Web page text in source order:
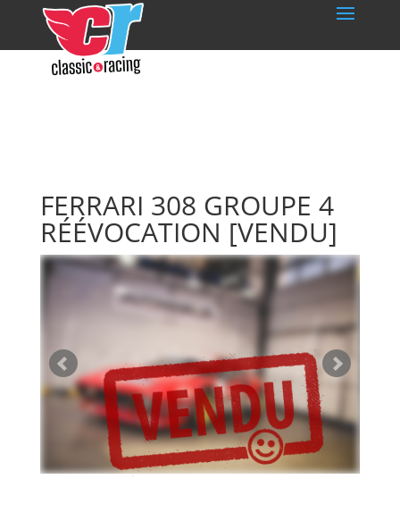
FERRARI 308 GROUPE 4
RÉÉVOCATION [VENDU]